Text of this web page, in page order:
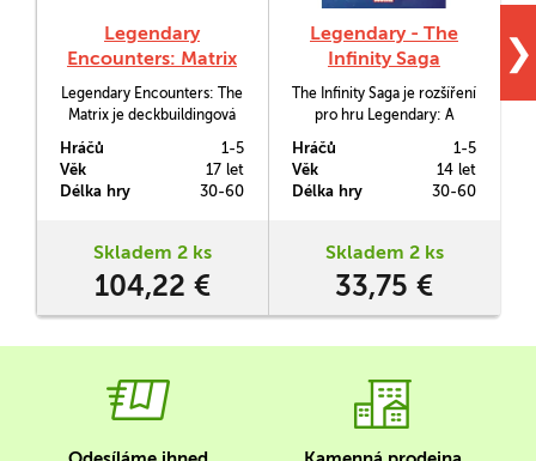
Legendary
Encounters: Matrix
Legendary Encounters: The
Matrix je deckbuildingová
trilogie filmů Matrix.
Hráčů
1-5
Věk
17 let
Délka hry
30-60
Skladem 2 ks
104,22 €
Legendary - The
Infinity Saga
The Infinity Saga je rozšíření
pro hru Legendary: A
Game, které zapojí do boje
proti Thanosovi a jeho Black
Order mocné oblíbence
rozsah filmové Infinity Ságy.
Hráčů
1-5
Věk
14 let
Délka hry
30-60
Skladem 2 ks
33,75 €
❯